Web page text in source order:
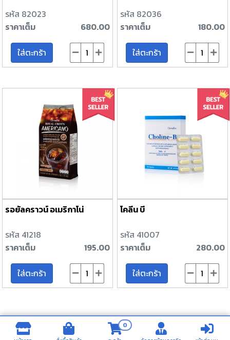
รหัส 82023
ราคาเต็ม
680.00
ใส่ตะกร้า
รหัส 82036
ราคาเต็ม
180.00
ใส่ตะกร้า
รอยัลคราวน์ อเมริกาโน่
รหัส 41218
ราคาเต็ม
195.00
ใส่ตะกร้า
โคลีน บี
รหัส 41007
ราคาเต็ม
280.00
ใส่ตะกร้า
0